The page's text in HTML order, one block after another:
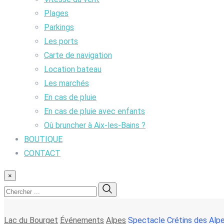
Plages
Parkings
Les ports
Carte de navigation
Location bateau
Les marchés
En cas de pluie
En cas de pluie avec enfants
Où bruncher à Aix-les-Bains ?
BOUTIQUE
CONTACT
×
Lac du Bourget Événements Alpes Spectacle Crétins des